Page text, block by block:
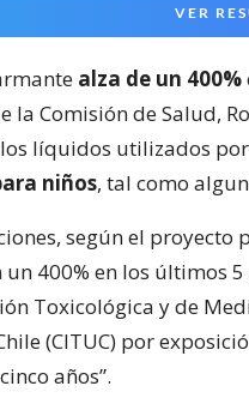
VER
alza de un 400%
la Comisión de Salud,
líquidos utilizados
niños, tal como
según el
400% en los últimos 5
Toxicológica y de
(CITUC) por
años”.